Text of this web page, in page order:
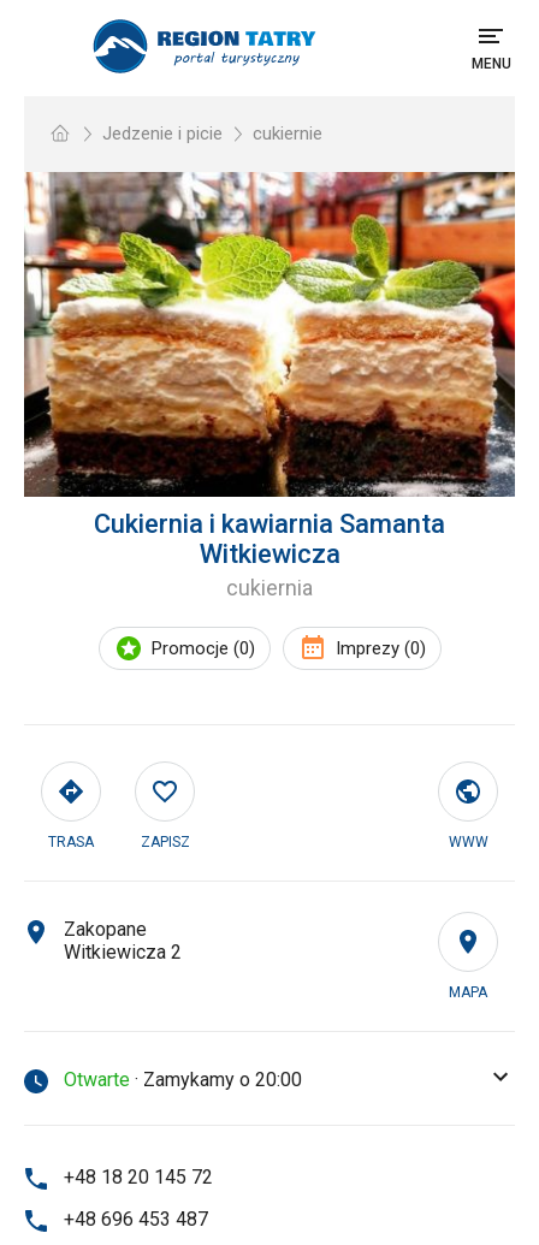
MENU
Jedzenie i picie cukiernie
Cukiernia i kawiarnia Samanta
Witkiewicza
cukiernia
Promocje (0) Imprezy (0)
TRASA ZAPISZ WWW
MAPA
Zakopane
Witkiewicza 2
Otwarte · Zamykamy o 20:00
+48 18 20 145 72
+48 696 453 487